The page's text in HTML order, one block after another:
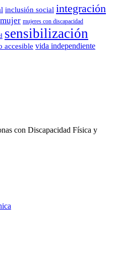
inclusión social integración
mujer mujeres con discapacidad
sensibilización
accesible vida independiente
con Discapacidad Física y